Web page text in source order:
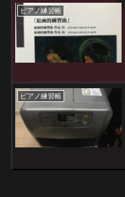
ピアノ練習帳
ピアノ練習帳